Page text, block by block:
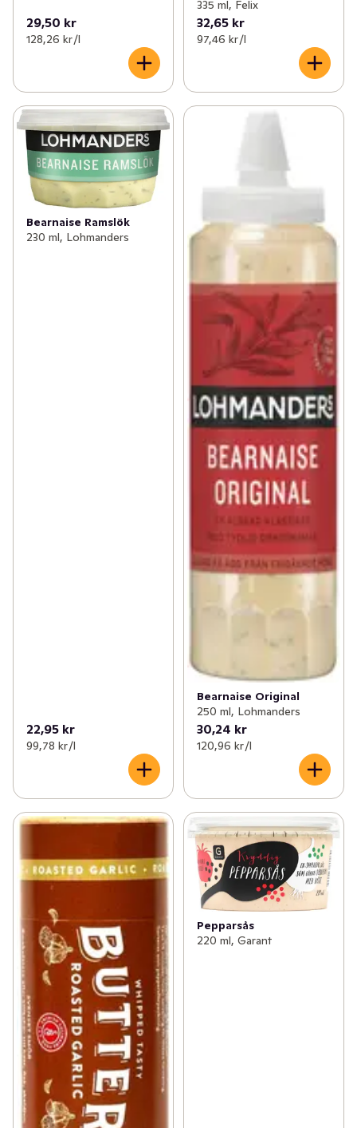
29,50 kr
128,26 kr /l
335 ml, Felix
32,65 kr
97,46 kr /l
Bearnaise Ramslök
230 ml, Lohmanders
22,95 kr
99,78 kr /l
Bearnaise Original
250 ml, Lohmanders
30,24 kr
120,96 kr /l
Pepparsås
220 ml, Garant